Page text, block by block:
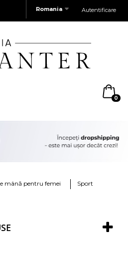
Autentificare
Romania
0
mână pentru femei Sport